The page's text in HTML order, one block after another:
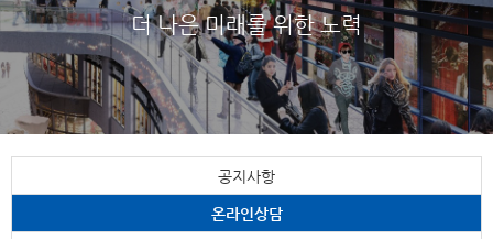
더 나은 미래를 위한 노력
공지사항
온라인상담